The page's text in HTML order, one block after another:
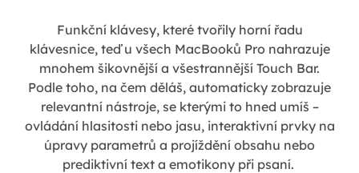
Funkční klávesy, které tvořily horní řadu
klávesnice, teď u všech MacBooků Pro nahrazuje
mnohem šikovnější a všestrannější Touch Bar.
Podle toho, na čem děláš, automaticky zobrazuje
relevantní nástroje, se kterými to hned umíš –
ovládání hlasitosti nebo jasu, interaktivní prvky na
úpravy parametrů a projíždění obsahu nebo
prediktivní text a emotikony při psaní.